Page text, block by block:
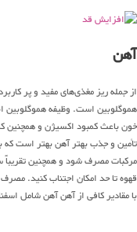
آهن
از جمله ریز مغذی‌های مفید و پر
هموگلوبین است. وظیفه
خون باعث کمبود اکسیژن و همچنین
تأمین و جذب بهتر آهن بهتر است که
مرکبات مصرف شود و همچنین تقریباً
قهوه تا حد امکان اجتناب کنید.
با مقادیر کافی از آهن آهن شامل